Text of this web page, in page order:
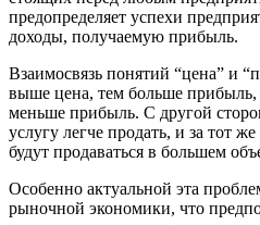
предопределяет успехи
доходы, получаемую прибыль.
Взаимосвязь понятий “цена” и
выше цена, тем больше
меньше прибыль. С другой
услугу легче продать, и за тот
будут продаваться в большем
Особенно актуальной эта
рыночной экономики, что